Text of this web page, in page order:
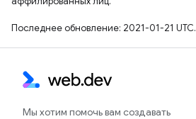
Последнее обновление: 2021-01-21 UTC.
Мы хотим помочь вам создавать